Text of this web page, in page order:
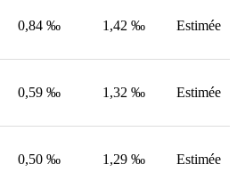
0,84 ‰ 1,42 ‰ Estimée
0,59 ‰ 1,32 ‰ Estimée
0,50 ‰ 1,29 ‰ Estimée